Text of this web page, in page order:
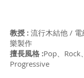
教授 : 流行木結他 /
樂製作
擅長風格 :Pop、Rock
Progressive